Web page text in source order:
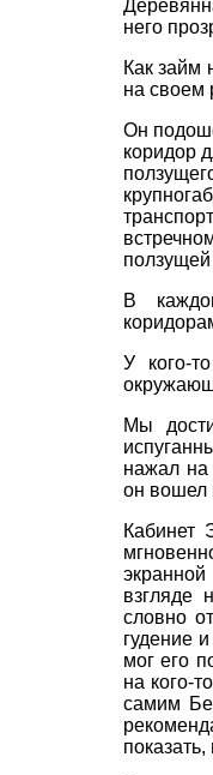
него
Как займ
на своем
Он
коридор
ползущей
В
У кого-
Мы
нажал на
он вошел
Кабинет
взгляде
словно
гудение
мог его
на кого-
самим